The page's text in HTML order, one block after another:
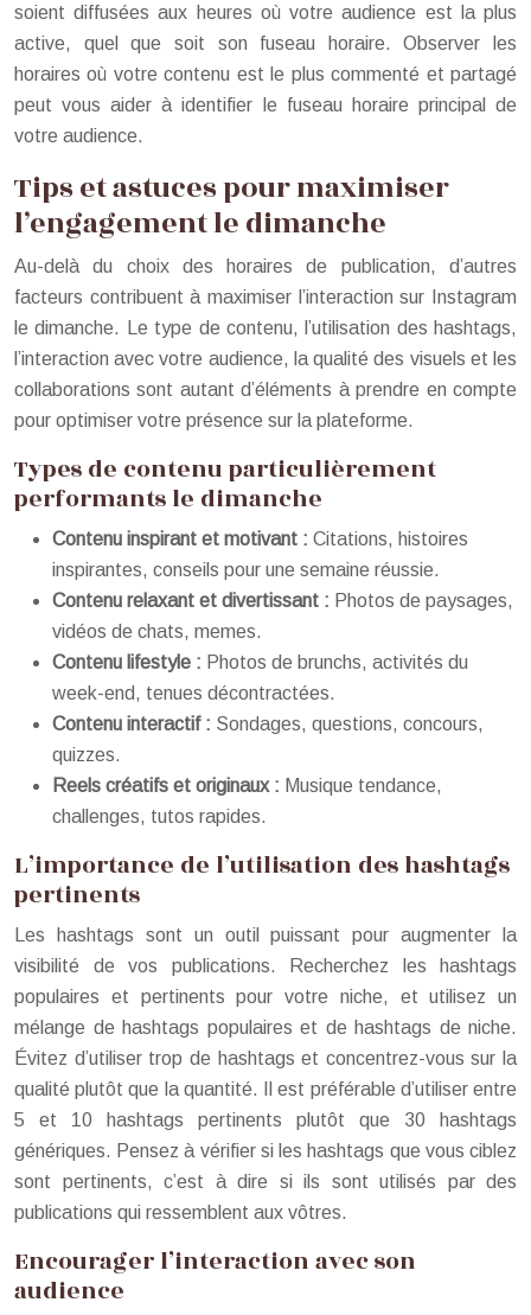
soient diffusées aux heures où votre audience est la plus
active, quel que soit son fuseau horaire. Observer les
horaires où votre contenu est le plus commenté et partagé
peut vous aider à identifier le fuseau horaire principal de
votre audience.
Tips et astuces pour maximiser
l’engagement le dimanche
Au-delà du choix des horaires de publication, d’autres
facteurs contribuent à maximiser l’interaction sur Instagram
le dimanche. Le type de contenu, l’utilisation des hashtags,
l’interaction avec votre audience, la qualité des visuels et les
collaborations sont autant d’éléments à prendre en compte
pour optimiser votre présence sur la plateforme.
Types de contenu particulièrement
performants le dimanche
Contenu inspirant et motivant : Citations, histoires
inspirantes, conseils pour une semaine réussie.
Contenu relaxant et divertissant : Photos de paysages,
vidéos de chats, memes.
Contenu lifestyle : Photos de brunchs, activités du
week-end, tenues décontractées.
Contenu interactif : Sondages, questions, concours,
quizzes.
Reels créatifs et originaux : Musique tendance,
challenges, tutos rapides.
L’importance de l’utilisation des hashtags
pertinents
Les hashtags sont un outil puissant pour augmenter la
visibilité de vos publications. Recherchez les hashtags
populaires et pertinents pour votre niche, et utilisez un
mélange de hashtags populaires et de hashtags de niche.
Évitez d’utiliser trop de hashtags et concentrez-vous sur la
qualité plutôt que la quantité. Il est préférable d’utiliser entre
5 et 10 hashtags pertinents plutôt que 30 hashtags
génériques. Pensez à vérifier si les hashtags que vous ciblez
sont pertinents, c’est à dire si ils sont utilisés par des
publications qui ressemblent aux vôtres.
Encourager l’interaction avec son
audience